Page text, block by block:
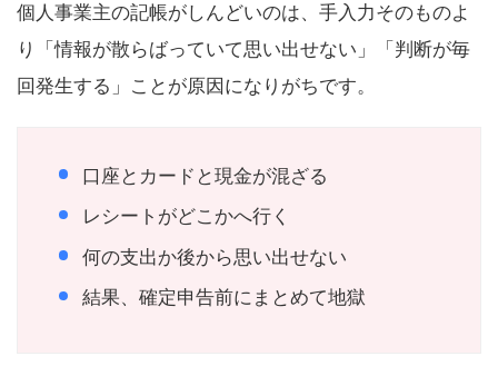
個人事業主の記帳がしんどいのは、手入力そのものよ
り「情報が散らばっていて思い出せない」「判断が毎
回発生する」ことが原因になりがちです。
口座とカードと現金が混ざる
レシートがどこかへ行く
何の支出か後から思い出せない
結果、確定申告前にまとめて地獄